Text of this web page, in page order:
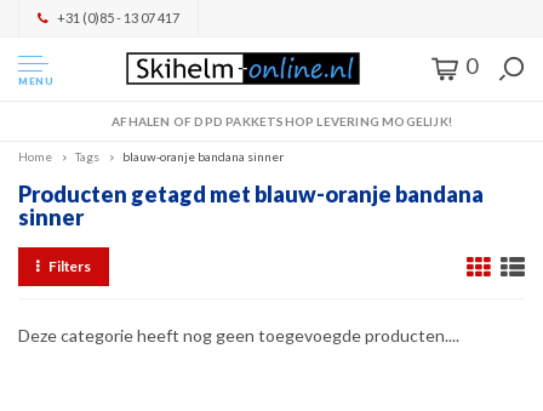
+31 (0)85 - 13 07 417
MENU
0
AFHALEN OF DPD PAKKETSHOP LEVERING MOGELIJK!
Home Tags blauw-oranje bandana sinner
Producten getagd met blauw-oranje bandana
sinner
Filters
Deze categorie heeft nog geen toegevoegde producten....